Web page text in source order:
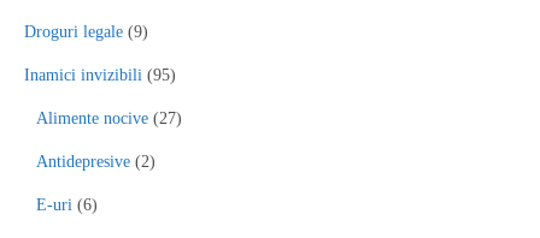
Droguri legale (9)
Inamici invizibili (95)
Alimente nocive (27)
Antidepresive (2)
E-uri (6)